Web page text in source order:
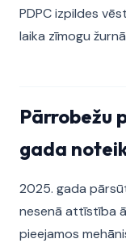
PDPC izpildes
laika zīmogu
Pārrobežu
gada
2025. gada
nesenā attīstība
pieejamos